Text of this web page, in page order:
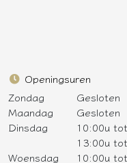
Openingsuren
Zondag
Gesloten
Maandag
Gesloten
Dinsdag
10:00u
13:00u
Woensdag
10:00u